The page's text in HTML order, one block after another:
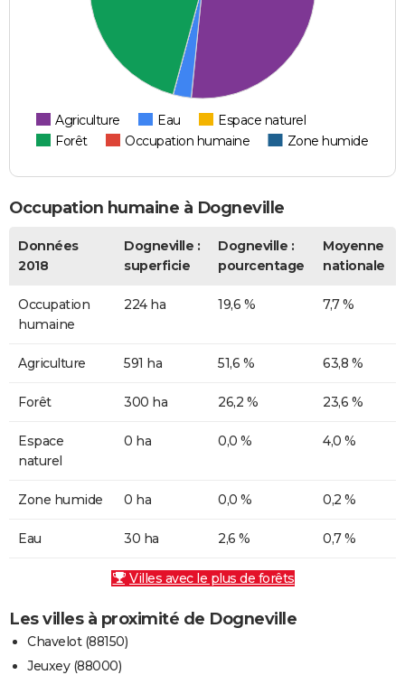
Agriculture Eau
Espace naturel
Forêt
Occupation humaine Zone humide
Occupation humaine à Dogneville
Données
2018
Dogneville :
superficie
Dogneville :
pourcentage
Moyenne
nationale
Occupation
humaine
224 ha 19,6 % 7,7 %
Agriculture 591 ha 51,6 % 63,8 %
Forêt 300 ha 26,2 % 23,6 %
Espace
naturel
0 ha 0,0 % 4,0 %
Zone humide 0 ha 0,0 % 0,2 %
Eau 30 ha 2,6 % 0,7 %
Villes avec le plus de forêts
Les villes à proximité de Dogneville
Chavelot (88150)
Jeuxey (88000)